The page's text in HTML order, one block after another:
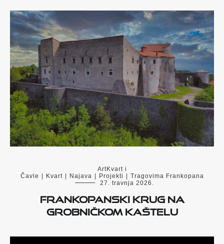
ArtKvart i
Čavle | Kvart | Najava | Projekti | Tragovima Frankopana
27. travnja 2026.
Frankopanski krug na
Grobničkom kaštelu